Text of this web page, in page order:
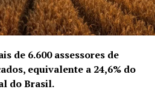
de compra do consumidor,
do Gad
da solidão empreendedora.
se uma jornada
abertamente os desafios da
essas dores em
de 6.600 assessores de
equivalente a 24,6% do
do Brasil.